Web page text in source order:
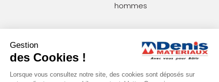
hommes
Conditions générales de vente (agences)
Gestion
des Cookies !
Lorsque vous consultez notre site, des cookies sont déposés sur